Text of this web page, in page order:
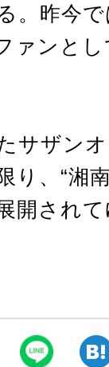
。昨今
ァンと
サザン
り、“湘
開され